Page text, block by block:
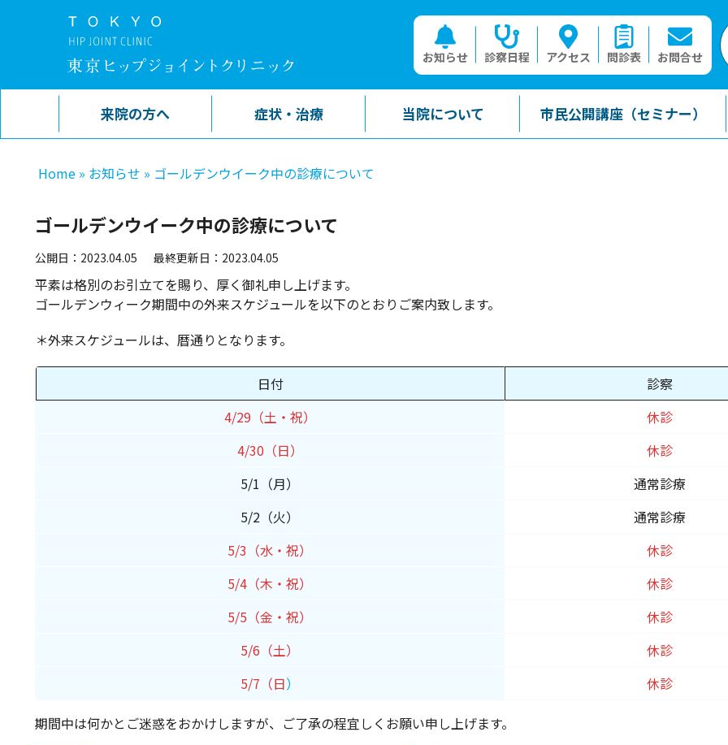
お知らせ 診察日程 アクセス 問診表 お問合せ
来院の方へ 症状・治療 当院について 市民公開講座（セミナー）
Home » お知らせ » ゴールデンウイーク中の診療について
ゴールデンウイーク中の診療について
公開日：2023.04.05 最終更新日：2023.04.05
平素は格別のお引立てを賜り、厚く御礼申し上げます。
ゴールデンウィーク期間中の外来スケジュールを以下のとおりご案内致します。
＊外来スケジュールは、暦通りとなります。
日付
診察
4/29（土・祝）
休診
4/30（日）
休診
5/1（月）
通常診療
5/2（火）
通常診療
5/3（水・祝）
休診
5/4（木・祝）
休診
5/5（金・祝）
休診
5/6（土）
休診
5/7（日） 休診
期間中は何かとご迷惑をおかけしますが、ご了承の程宜しくお願い申し上げます。